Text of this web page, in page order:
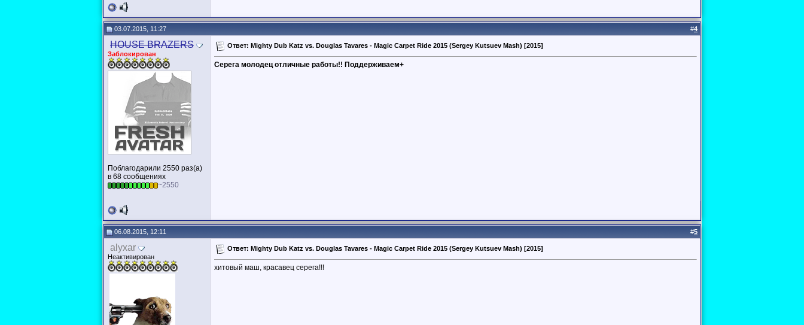
03.07.2015, 11:27 #4
HOUSE BRAZERS
Заблокирован
Поблагодарили 2550 раз(а)
в 68 сообщениях
~2550
Ответ: Mighty Dub Katz vs. Douglas Tavares - Magic Carpet Ride 2015 (Sergey Kutsuev Mash) [2015]
Серега молодец отличные работы!! Поддерживаем+
06.08.2015, 12:11 #5
alyxar
Неактивирован
Ответ: Mighty Dub Katz vs. Douglas Tavares - Magic Carpet Ride 2015 (Sergey Kutsuev Mash) [2015]
хитовый маш, красавец серега!!!